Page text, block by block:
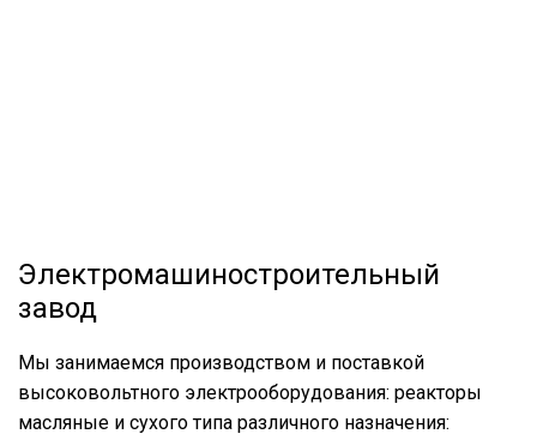
Электромашиностроительный
завод
Мы занимаемся производством и поставкой
высоковольтного электрооборудования: реакторы
масляные и сухого типа различного назначения: